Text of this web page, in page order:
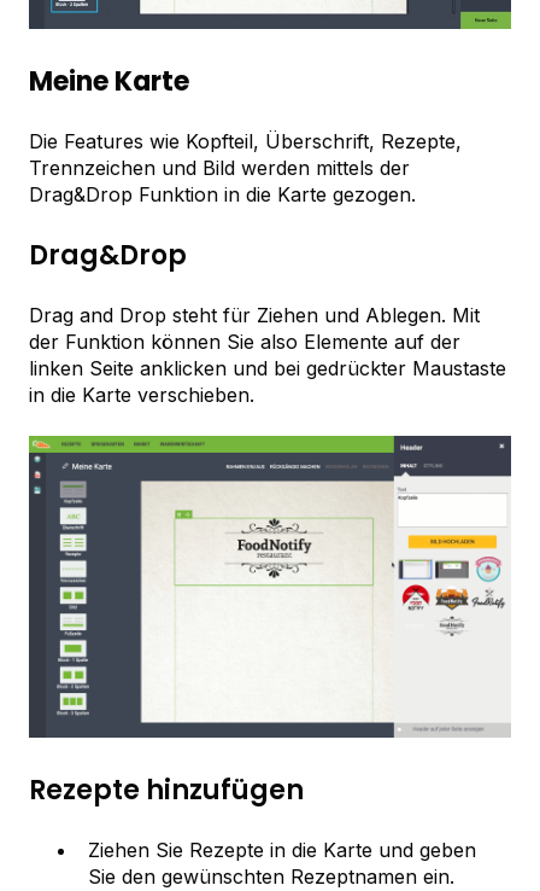
Meine Karte
Die Features wie Kopfteil, Überschrift, Rezepte,
Trennzeichen und Bild werden mittels der
Drag&Drop Funktion in die Karte gezogen.
Drag&Drop
Drag and Drop steht für Ziehen und Ablegen. Mit
der Funktion können Sie also Elemente auf der
linken Seite anklicken und bei gedrückter Maustaste
in die Karte verschieben.
Rezepte hinzufügen
Ziehen Sie Rezepte in die Karte und geben
Sie den gewünschten Rezeptnamen ein.